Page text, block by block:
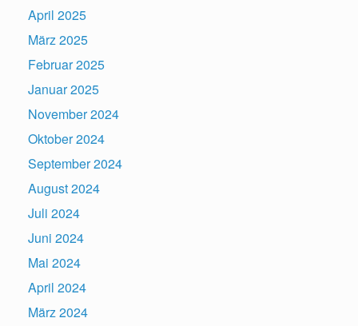
April 2025
März 2025
Februar 2025
Januar 2025
November 2024
Oktober 2024
September 2024
August 2024
Juli 2024
Juni 2024
Mai 2024
April 2024
März 2024